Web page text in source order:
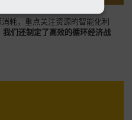
耗，重点关注资源的智能化利
我们还制定了高效的循环经济战